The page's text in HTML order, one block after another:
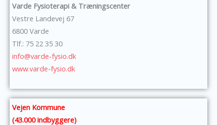
Varde Fysioterapi & Træningscenter
Vestre Landevej 67
6800 Varde
Tlf.: 75 22 35 30
info@varde-fysio.dk
www.varde-fysio.dk
Vejen Kommune
(43.000 indbyggere)